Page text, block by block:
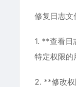
修复日志文
1. **查看
特定权限的
2. **修改